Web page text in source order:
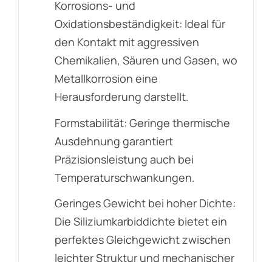
Korrosions- und
Oxidationsbeständigkeit: Ideal für
den Kontakt mit aggressiven
Chemikalien, Säuren und Gasen, wo
Metallkorrosion eine
Herausforderung darstellt.
Formstabilität: Geringe thermische
Ausdehnung garantiert
Präzisionsleistung auch bei
Temperaturschwankungen.
Geringes Gewicht bei hoher Dichte:
Die Siliziumkarbiddichte bietet ein
perfektes Gleichgewicht zwischen
leichter Struktur und mechanischer